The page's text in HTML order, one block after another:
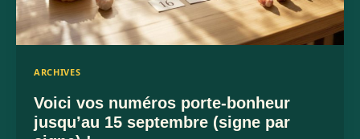
ARCHIVES
Voici vos numéros porte-bonheur
jusqu’au 15 septembre (signe par